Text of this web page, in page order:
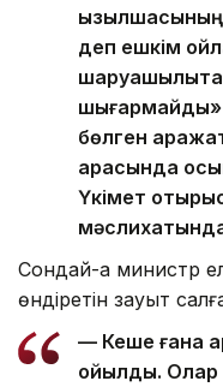
деп ешкім
шығармайды»
бөлген
арқасында
Үкімет
Сондай-ақ министр
өндіретін зауыт
— Кеше ғана
қойылды. Олар